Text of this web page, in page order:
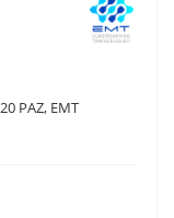
PAZ, EMT